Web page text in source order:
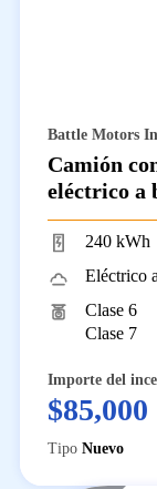
Battle Motors
Camión
eléctrico a
240 kWh
Eléctrico
Clase 6
Clase 7
Importe del
$85,000
Tipo Nuevo